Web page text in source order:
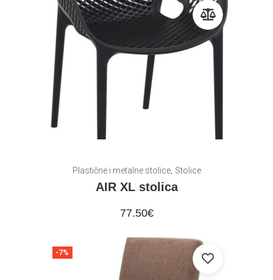
Plastične i metalne stolice, Stolice
AIR XL stolica
77.50€
-7%